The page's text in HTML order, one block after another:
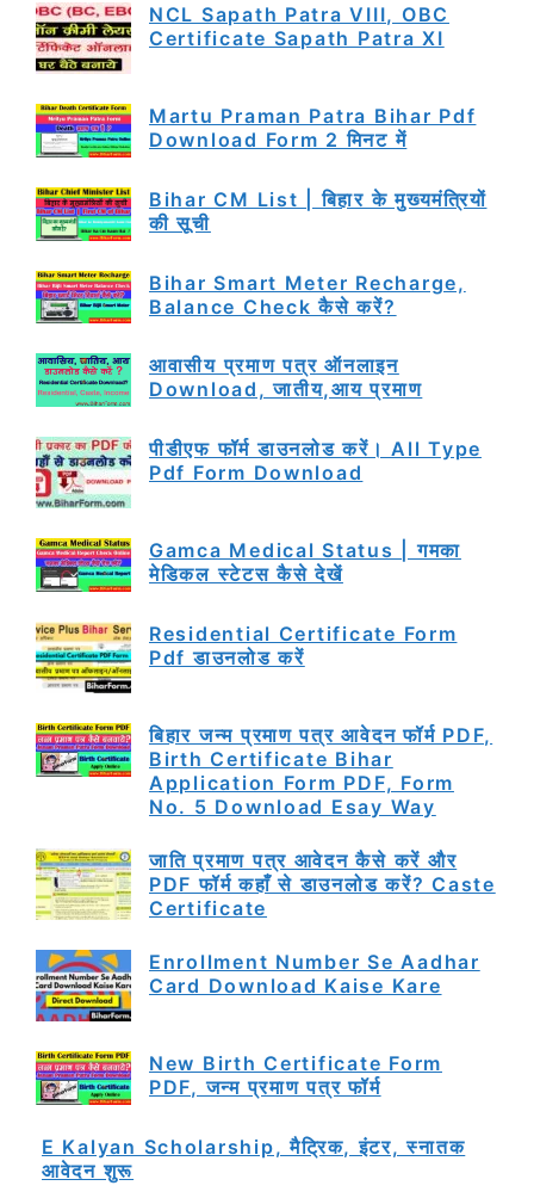
NCL Sapath Patra VIII, OBC
Certificate Sapath Patra XI
Martu Praman Patra Bihar Pdf
Download Form 2 मिनट में
Bihar CM List | बिहार के मुख्यमंत्रियों
की सूची
Bihar Smart Meter Recharge,
Balance Check कैसे करें?
आवासीय प्रमाण पत्र ऑनलाइन
Download, जातीय,आय प्रमाण
पीडीएफ फॉर्म डाउनलोड करें। All Type
Pdf Form Download
Gamca Medical Status | गमका
मेडिकल स्टेटस कैसे देखें
Residential Certificate Form
Pdf डाउनलोड करें
बिहार जन्म प्रमाण पत्र आवेदन फॉर्म PDF,
Birth Certificate Bihar
Application Form PDF, Form
No. 5 Download Esay Way
जाति प्रमाण पत्र आवेदन कैसे करें और
PDF फॉर्म कहाँ से डाउनलोड करें? Caste
Certificate
Enrollment Number Se Aadhar
Card Download Kaise Kare
New Birth Certificate Form
PDF, जन्म प्रमाण पत्र फॉर्म
E Kalyan Scholarship, मैट्रिक, इंटर, स्नातक
आवेदन शुरू